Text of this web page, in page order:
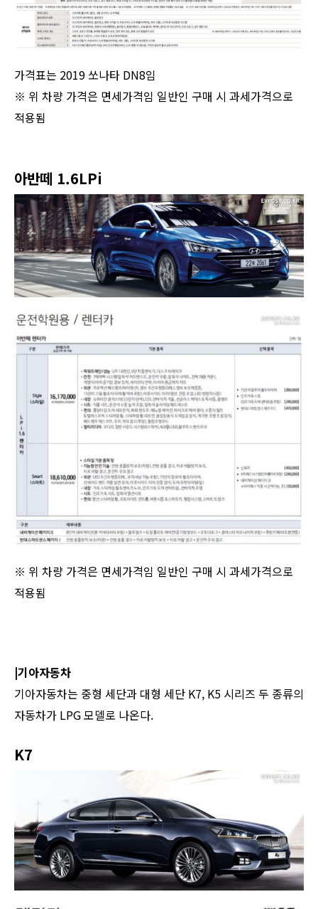
가격표는 2019 쏘나타 DN8임
※ 위 차량 가격은 면세가격임 일반인 구매 시 과세가격으로
적용됨
아반떼 1.6LPi
※ 위 차량 가격은 면세가격임 일반인 구매 시 과세가격으로
적용됨
|기아자동차
기아자동차는 중형 세단과 대형 세단 K7, K5 시리즈 두 종류의
자동차가 LPG 모델로 나온다.
K7